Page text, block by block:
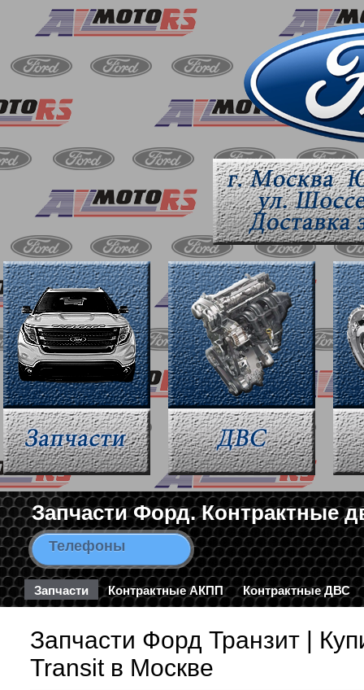
Запчасти Форд. Контрактные
Телефоны 8-963-663-46-43 / 8-495-782-
Запчасти Контрактные АКПП Контрактные ДВС
Запчасти Форд Транзит |
Transit в Москве